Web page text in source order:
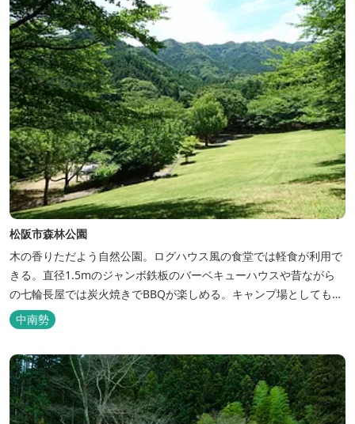
松阪市森林公園
木の香りただよう自然公園。ログハウス風の食堂では軽食が利用で
きる。直径1.5mのジャンボ鉄板のバーベキューハウスや昔ながら
の七輪長屋では炭火焼きでBBQが楽しめる。キャンプ場としても人
気で、週末は多くのキャンパーでにぎわっている。バンガローや5
タイプのテントサイトがある。展望台からは市街が一望できる。ま
た桜の時期は、多くの人々でにぎわう。 バーベキューの食材は持ち
込みOK！あらかじめご...
中南勢